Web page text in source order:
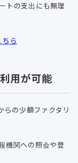
トの支出にも無理
ちら
用が可能
らの少額ファクタリ
機関への照会や登